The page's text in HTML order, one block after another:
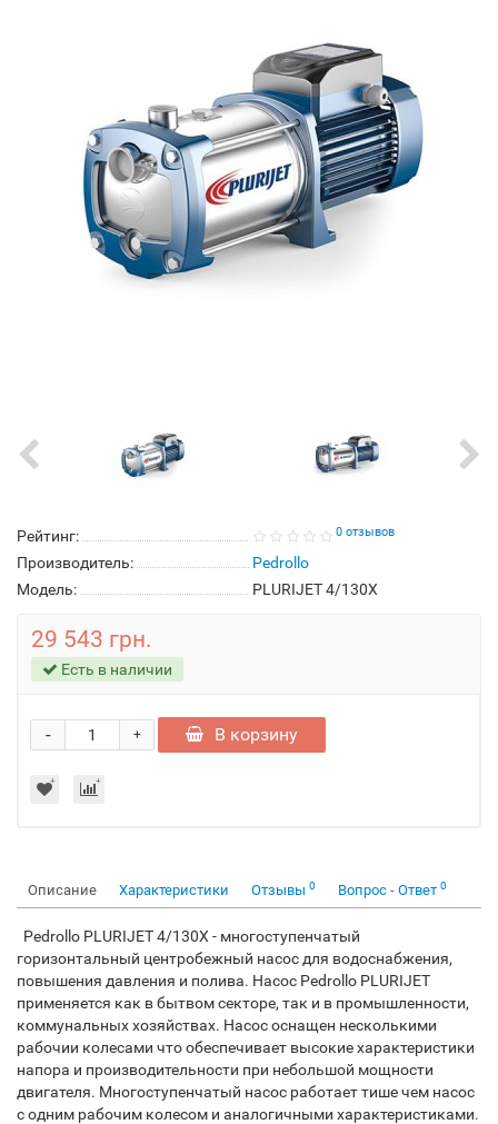
Рейтинг: 0 отзывов
Производитель:
Pedrollo
Модель:
PLURIJET 4/130X
29 543 грн.
Есть в наличии
+
- В корзину
Описание Характеристики Отзывы 0 Вопрос - Ответ 0
Pedrollo PLURIJET 4/130X - многоступенчатый
горизонтальный центробежный насос для водоснабжения,
повышения давления и полива. Насос Pedrollo PLURIJET
применяется как в бытвом секторе, так и в промышленности,
коммунальных хозяйствах. Насос оснащен несколькими
рабочии колесами что обеспечивает высокие характеристики
напора и производительности при небольшой мощности
двигателя. Многоступенчатый насос работает тише чем насос
с одним рабочим колесом и аналогичными характеристиками.